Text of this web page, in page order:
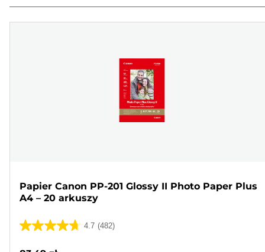
Papier Canon PP-201 Glossy II Photo Paper Plus
A4 – 20 arkuszy
4.7 (482)
4.7